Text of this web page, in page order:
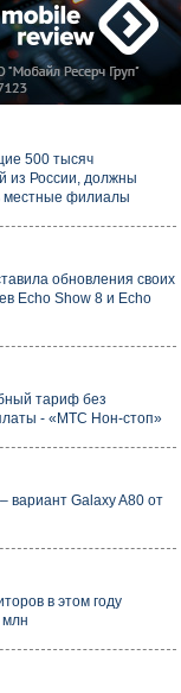
500 тысяч
из России, должны
местные филиалы
обновления своих
Echo Show 8 и Echo
тариф без
- «МТС Нон-стоп»
вариант Galaxy A80 от
в этом году
млн